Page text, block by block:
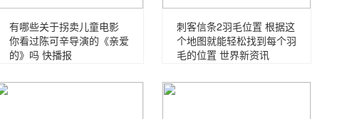
有哪些关于拐卖儿童电影
你看过陈可辛导演的《亲爱
的》吗 快播报
刺客信条2羽毛位置 根据这
个地图就能轻松找到每个羽
毛的位置 世界新资讯